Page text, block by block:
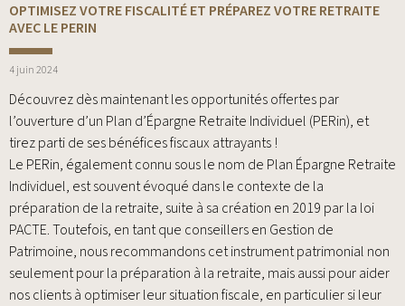
OPTIMISEZ VOTRE FISCALITÉ ET PRÉPAREZ VOTRE RETRAITE
AVEC LE PERIN
4 juin 2024
Découvrez dès maintenant les opportunités offertes par
l’ouverture d’un Plan d’Épargne Retraite Individuel (PERin), et
tirez parti de ses bénéfices fiscaux attrayants !
Le PERin, également connu sous le nom de Plan Épargne Retraite
Individuel, est souvent évoqué dans le contexte de la
préparation de la retraite, suite à sa création en 2019 par la loi
PACTE. Toutefois, en tant que conseillers en Gestion de
Patrimoine, nous recommandons cet instrument patrimonial non
seulement pour la préparation à la retraite, mais aussi pour aider
nos clients à optimiser leur situation fiscale, en particulier si leur